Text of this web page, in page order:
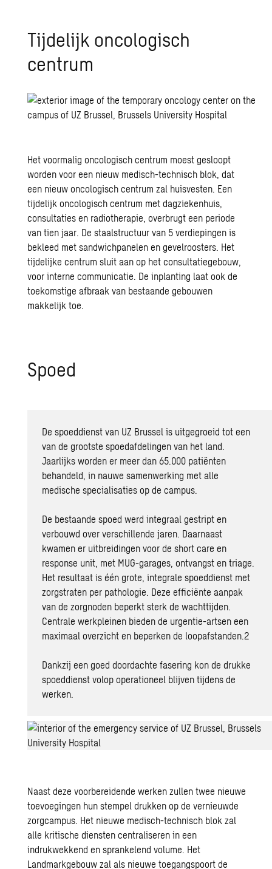
Tijdelijk oncologisch
centrum
Het voormalig oncologisch centrum moest gesloopt
worden voor een nieuw medisch-technisch blok, dat
een nieuw oncologisch centrum zal huisvesten. Een
tijdelijk oncologisch centrum met dagziekenhuis,
consultaties en radiotherapie, overbrugt een periode
van tien jaar. De staalstructuur van 5 verdiepingen is
bekleed met sandwichpanelen en gevelroosters. Het
tijdelijke centrum sluit aan op het consultatiegebouw,
voor interne communicatie. De inplanting laat ook de
toekomstige afbraak van bestaande gebouwen
makkelijk toe.
Spoed
De spoeddienst van UZ Brussel is uitgegroeid tot een
van de grootste spoedafdelingen van het land.
Jaarlijks worden er meer dan 65.000 patiënten
behandeld, in nauwe samenwerking met alle
medische specialisaties op de campus.
De bestaande spoed werd integraal gestript en
verbouwd over verschillende jaren. Daarnaast
kwamen er uitbreidingen voor de short care en
response unit, met MUG-garages, ontvangst en triage.
Het resultaat is één grote, integrale spoeddienst met
zorgstraten per pathologie. Deze efficiënte aanpak
van de zorgnoden beperkt sterk de wachttijden.
Centrale werkpleinen bieden de urgentie-artsen een
maximaal overzicht en beperken de loopafstanden.2
Dankzij een goed doordachte fasering kon de drukke
spoeddienst volop operationeel blijven tijdens de
werken.
Naast deze voorbereidende werken zullen twee nieuwe
toevoegingen hun stempel drukken op de vernieuwde
zorgcampus. Het nieuwe medisch-technisch blok zal
alle kritische diensten centraliseren in een
indrukwekkend en sprankelend volume. Het
Landmarkgebouw zal als nieuwe toegangspoort de